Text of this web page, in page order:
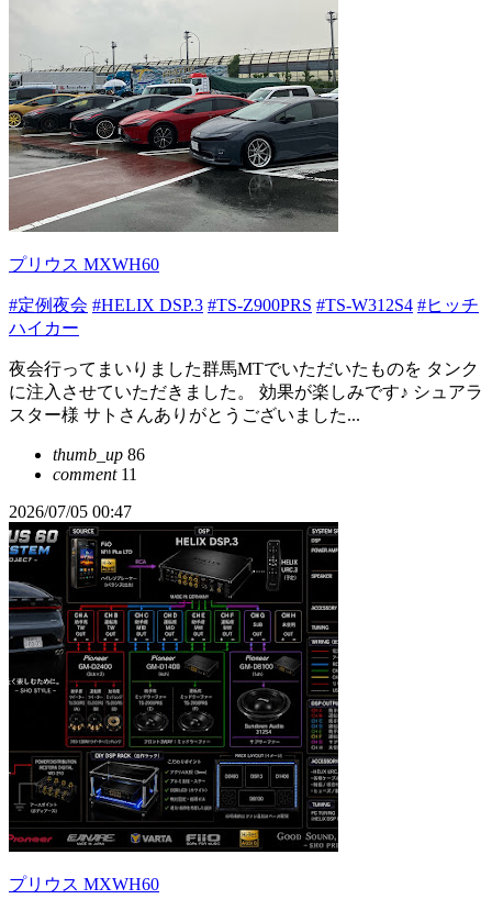
プリウス MXWH60
#定例夜会 #HELIX DSP.3 #TS-Z900PRS #TS-W312S4 #ヒッチ
ハイカー
夜会行ってまいりました群馬MTでいただいたものを タンク
に注入させていただきました。 効果が楽しみです♪ シュアラ
スター様 サトさんありがとうございました...
thumb_up 86
comment11
2026/07/05 00:47
プリウス MXWH60